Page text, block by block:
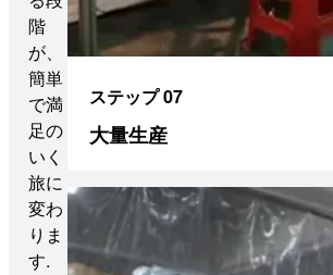
階
が、
簡単
で満
足の
いく
旅に
変わ
りま
す.
ステップ 07
大量生産